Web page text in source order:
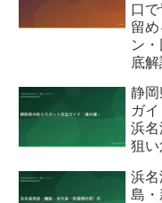
口
留
ン
底解
静
ガ
浜名
狙い
浜
島